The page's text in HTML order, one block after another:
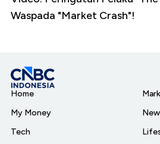
Waspada "Market Crash"!
Home
My Money
Tech